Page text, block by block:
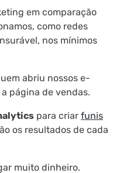
em comparação
como redes
nos mínimos
abriu nossos e-
página de vendas.
para criar funis
os resultados de cada
muito dinheiro.